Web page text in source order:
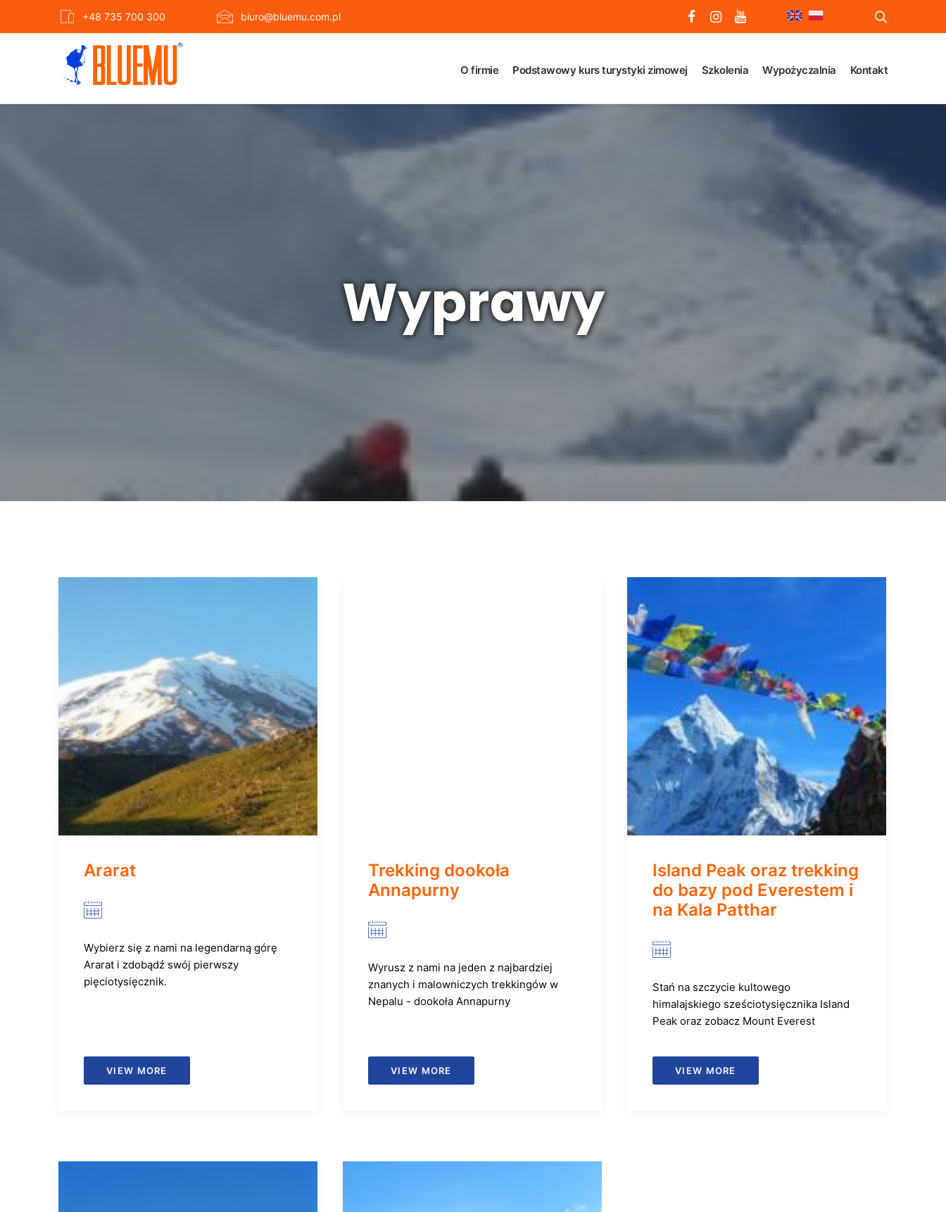
+48 735 700 300 biuro@bluemu.com.pl
O firmie Podstawowy kurs turystyki zimowej Szkolenia Wypożyczalnia Kontakt
Wyprawy
Ararat
Wybierz się z nami na legendarną górę
Ararat i zdobądź swój pierwszy
pięciotysięcznik.
VIEW MORE
Trekking dookoła
Annapurny
Wyrusz z nami na jeden z najbardziej
znanych i malowniczych trekkingów w
Nepalu - dookoła Annapurny
VIEW MORE
Island Peak oraz trekking
do bazy pod Everestem i
na Kala Patthar
Stań na szczycie kultowego
himalajskiego sześciotysięcznika Island
Peak oraz zobacz Mount Everest
VIEW MORE